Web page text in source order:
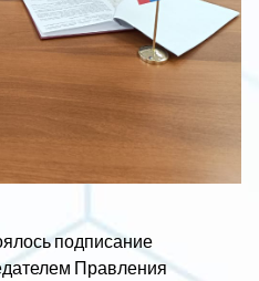
подписание
Правления